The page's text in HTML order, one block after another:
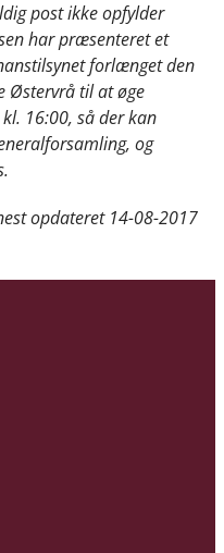
post ikke opfylder
har præsenteret et
forlænget den
Østervrå til at øge
16:00, så der kan
og
opdateret 14-08-2017